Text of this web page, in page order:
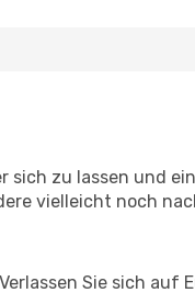
sich zu lassen und
vielleicht noch
Sie sich auf